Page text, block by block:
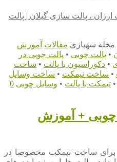
، پالت سازی گیلان | پالت
مجله شهبازی مقالات آموزش
• پالت چوبی • پالت چوبی در
• دکوراسیون با پالت • ساخت
• ساخت نیمکت • ساخت وسایل
• نیمکت با پالت • وسایل چوبی 0
چوبی + آموزش
برای ساخت نیمکت مخصوصا در